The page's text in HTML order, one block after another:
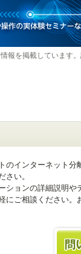
報を掲載しています
のインターネット
さい。
ションの詳細説明
にご相談ください